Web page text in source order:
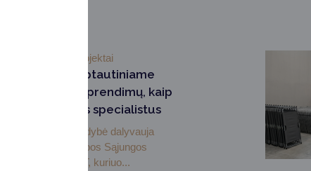
Projektai
Druskininkai tarptautiniame
projekte ieško sprendimų, kaip
pritraukti jaunus specialistus
Druskininkų savivaldybė dalyvauja
tarptautiniame Europos Sąjungos
projekte CARE‑GET, kuriuo...